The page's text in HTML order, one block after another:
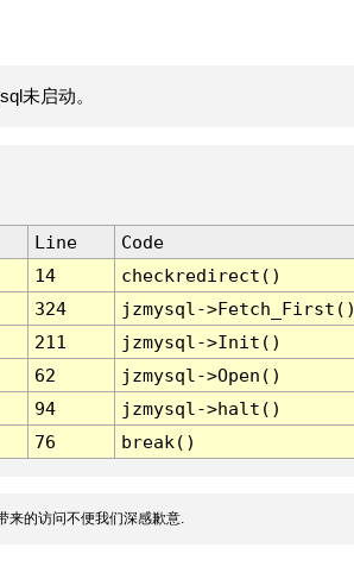
未启动。
Line
Code
14
checkredirect()
324
jzmysql-
211
jzmysql->Init()
62
jzmysql->Open()
94
jzmysql->halt()
76 break()
来的访问不便我们深感歉意.